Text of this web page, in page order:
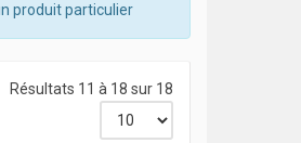
produit particulier
Résultats 11 à 18 sur 18